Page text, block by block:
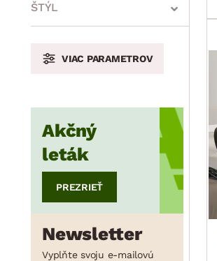
min. cm max. cm
min. cm cm
cm
ŠTÝL
VIAC PARAMETROV
Akčný
leták
PREZRIEŤ
Newsletter
Vyplňte svoju e-mailovú